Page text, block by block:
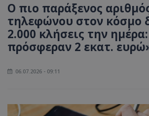
Ο πιο παράξενος
τηλεφώνου στον κόσμο
2.000 κλήσεις την
πρόσφεραν 2 εκατ.
06.07.2026 - 09:11